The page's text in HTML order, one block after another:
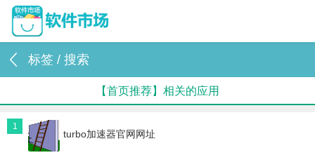
标签 / 搜索
【首页推荐】相关的应用
1
turbo加速器官网网址